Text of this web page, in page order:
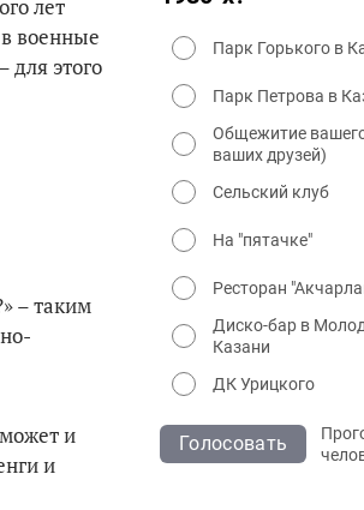
лет
военные
для этого
– та­ким
и
и
Парк Горького в
Парк Петрова в
Общежитие
ваших друзей)
Сельский клуб
На "пятачке"
Ресторан
Диско-бар в
Казани
ДК Урицкого
Голосовать